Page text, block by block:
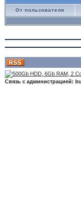
От пользователя
Связь с администрацией: